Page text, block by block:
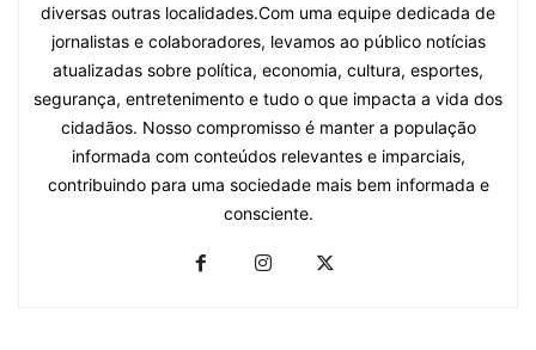
diversas outras localidades.Com uma equipe dedicada de
jornalistas e colaboradores, levamos ao público notícias
atualizadas sobre política, economia, cultura, esportes,
segurança, entretenimento e tudo o que impacta a vida dos
cidadãos. Nosso compromisso é manter a população
informada com conteúdos relevantes e imparciais,
contribuindo para uma sociedade mais bem informada e
consciente.